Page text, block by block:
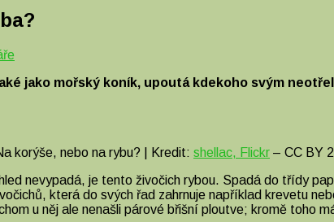
s
nebo
jako mořský koník, upoutá kdekoho svým
korýše, nebo na rybu? | Kredit: shellac, Flickr – CC BY
nevypadá, je tento živočich rybou. Spadá do třídy
která do svých řad zahrnuje například krevetu
u něj ale nenašli párové břišní ploutve; kromě toho